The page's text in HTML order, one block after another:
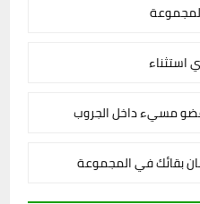
استثناء
مسيء داخل الجروب
بقائك في المجموعة